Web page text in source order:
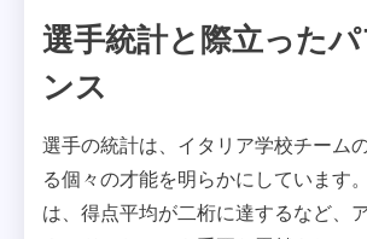
選手統計と際立った
ンス
選手の統計は、イタリア学校チーム
る個々の才能を明らかにしています
は、得点平均が二桁に達するなど、